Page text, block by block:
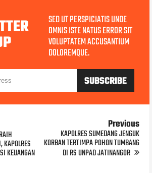
SED UT PERSPICIATIS UNDE
OMNIS ISTE NATUS ERROR SIT
VOLUPTATEM ACCUSANTIUM
DOLOREMQUE.
KAPOLRES
KEUANGAN
Previous
KAPOLRES SUMEDANG JENGUK
KORBAN TERTIMPA POHON TUMBANG
DI RS UNPAD JATINANGOR